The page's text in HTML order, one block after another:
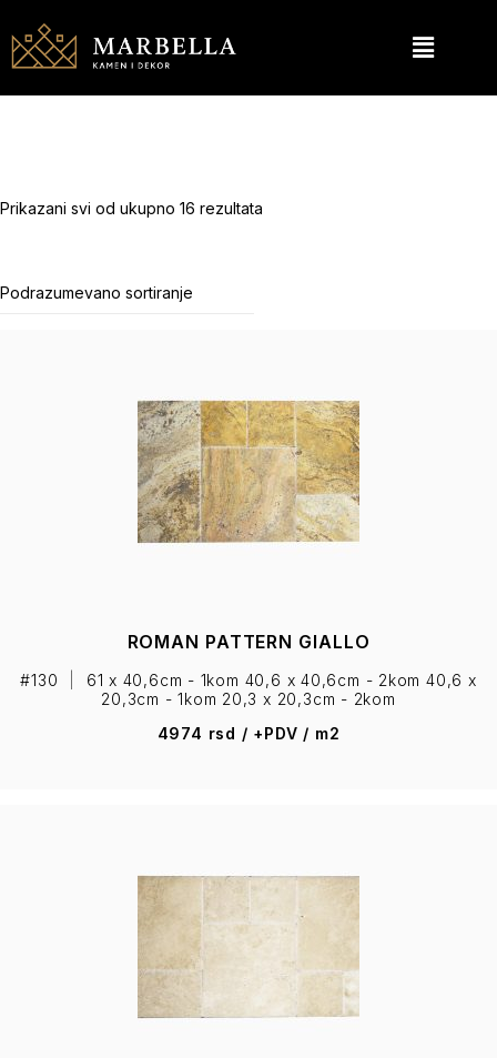
Prikazani svi od ukupno 16 rezultata
ROMAN PATTERN GIALLO
#130
61 x 40,6cm - 1kom 40,6 x 40,6cm - 2kom 40,6 x
20,3cm - 1kom 20,3 x 20,3cm - 2kom
4974 rsd / +PDV / m2